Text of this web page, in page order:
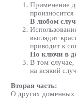
Применение
В любом
выглядит
приводит к
Но ключи в
В том случае,
на всякий
Вторая часть:
О других доменных